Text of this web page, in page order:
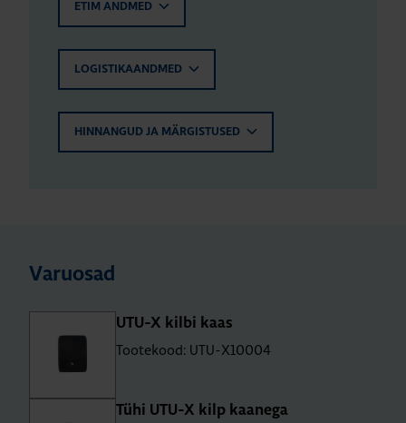
ETIM ANDMED
LOGISTIKAANDMED
HINNANGUD JA MÄRGISTUSED
Varuosad
UTU-X kilbi kaas
Tootekood: UTU-X10004
Tühi UTU-X kilp kaa­nega